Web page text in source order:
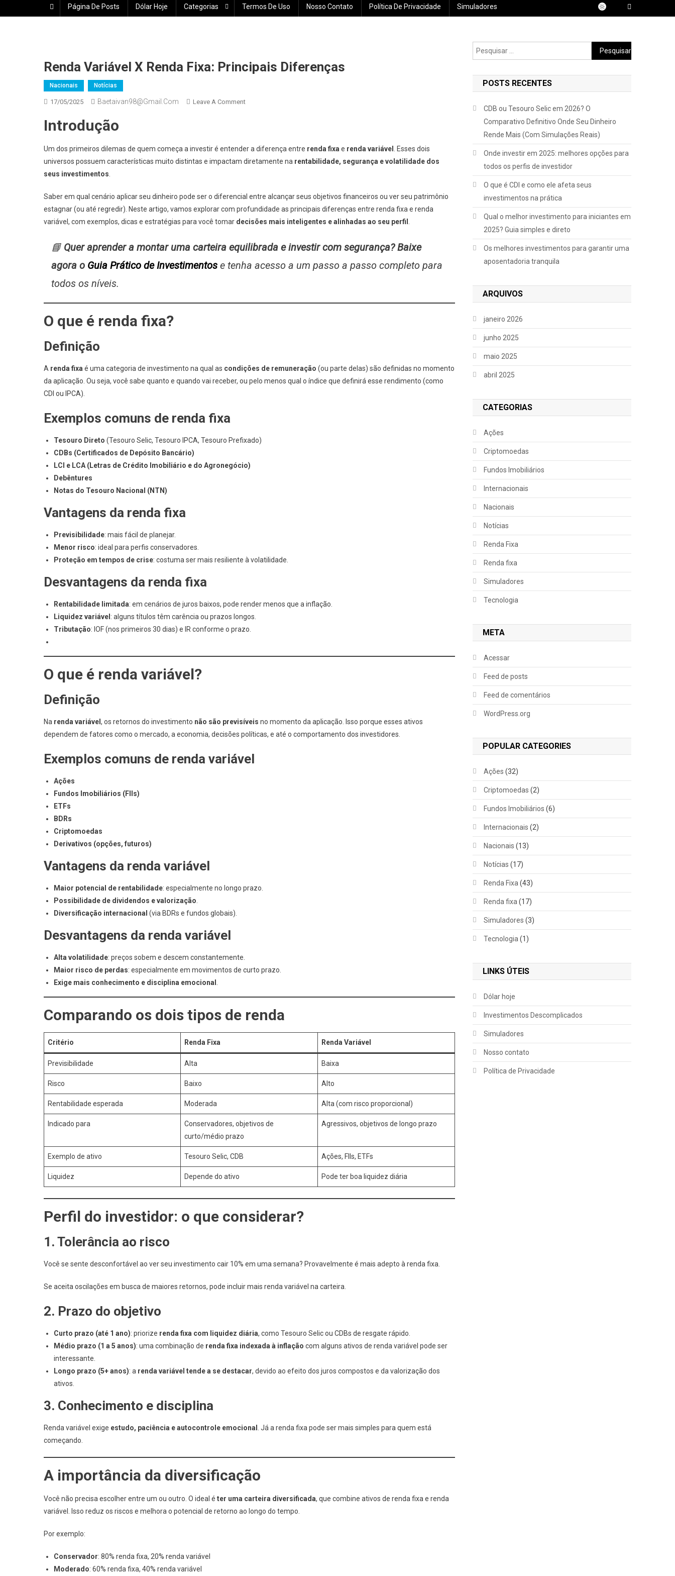
Página De Posts Dólar Hoje Categorias Termos De Uso Nosso Contato Política De Privacidade Simuladores
Renda Variável X Renda Fixa: Principais Diferenças
Nacionais Notícias
17/05/2025 Baetaivan98@gmail.com Leave A CommentOn
Renda
Fixa:
Introdução
Um dos primeiros dilemas de quem começa a investir é entender a diferença entre renda fixa e renda variável
. Esses dois
universos possuem características muito distintas e impactam diretamente na rentabilidade, segurança e volatilidade dos
seus investimentos
Saber em qual cenário aplicar seu dinheiro pode ser o diferencial entre alcançar seus objetivos financeiros ou ver seu patrimônio
estagnar (ou até regredir). Neste artigo, vamos explorar com profundidade as principais diferenças entre renda fixa e renda
variável, com exemplos, dicas e estratégias para você tomar decisões mais inteligentes e alinhadas ao seu perfil
📘 Quer aprender a montar uma carteira equilibrada e investir com segurança? Baixe
agora o Guia Prático de Investimentos e tenha acesso a um passo a passo completo para
todos os níveis.
O que é renda fixa?
Definição
A renda fixa é uma categoria de investimento na qual as condições de remuneração (ou parte delas) são definidas no momento
da aplicação. Ou seja, você sabe quanto e quando vai receber, ou pelo menos qual o índice que definirá esse rendimento (como
CDI ou IPCA).
Exemplos comuns de renda fixa
Tesouro Direto (Tesouro Selic, Tesouro IPCA, Tesouro Prefixado)
CDBs (Certificados de Depósito Bancário)
LCI e LCA (Letras de Crédito Imobiliário e do Agronegócio)
Debêntures
Notas do Tesouro Nacional (NTN)
Vantagens da renda fixa
Previsibilidade: mais fácil de planejar.
Menor risco: ideal para perfis conservadores.
Proteção em tempos de crise: costuma ser mais resiliente à volatilidade.
Desvantagens da renda fixa
Rentabilidade limitada: em cenários de juros baixos, pode render menos que a inflação.
Liquidez variável : alguns títulos têm carência ou prazos longos.
Tributação: IOF (nos primeiros 30 dias) e IR conforme o prazo.
O que é renda variável?
Definição
Na renda variável , os retornos do investimento não são previsíveis no momento da aplicação. Isso porque esses ativos
dependem de fatores como o mercado, a economia, decisões políticas, e até o comportamento dos investidores.
Exemplos comuns de renda variável
Ações
Fundos Imobiliários (FIIs)
ETFs
BDRs
Criptomoedas
Derivativos (opções, futuros)
Vantagens da renda variável
Maior potencial de rentabilidade: especialmente no longo prazo.
Possibilidade de dividendos e valorização
Diversificação internacional (via BDRs e fundos globais).
Desvantagens da renda variável
Alta volatilidade: preços sobem e descem constantemente.
Maior risco de perdas: especialmente em movimentos de curto prazo.
Exige mais conhecimento e disciplina emocional
Comparando os dois tipos de renda
Critério Renda Fixa Renda Variável
Previsibilidade Alta Baixa
Risco Baixo Alto
Rentabilidade esperada Moderada Alta (com risco proporcional)
Indicado para
Conservadores, objetivos de
curto/médio prazo
Agressivos, objetivos de longo prazo
Exemplo de ativo Tesouro Selic, CDB Ações, FIIs, ETFs
Liquidez Depende do ativo Pode ter boa liquidez diária
Perfil do investidor: o que considerar?
1. Tolerância ao risco
Você se sente desconfortável ao ver seu investimento cair 10% em uma semana? Provavelmente é mais adepto à renda fixa.
Se aceita oscilações em busca de maiores retornos, pode incluir mais renda variável na carteira.
2. Prazo do objetivo
Curto prazo (até 1 ano): priorize renda fixa com liquidez diária, como Tesouro Selic ou CDBs de resgate rápido.
Médio prazo (1 a 5 anos): uma combinação de renda fixa indexada à inflação com alguns ativos de renda variável pode ser
interessante.
Longo prazo (5+ anos): a renda variável tende a se destacar, devido ao efeito dos juros compostos e da valorização dos
ativos.
3. Conhecimento e disciplina
Renda variável exige estudo, paciência e autocontrole emocional
. Já a renda fixa pode ser mais simples para quem está
começando.
A importância da diversificação
Você não precisa escolher entre um ou outro. O ideal é ter uma carteira diversificada, que combine ativos de renda fixa e renda
variável. Isso reduz os riscos e melhora o potencial de retorno ao longo do tempo.
Por exemplo:
Conservador: 80% renda fixa, 20% renda variável
Moderado: 60% renda fixa, 40% renda variável
Pesquisar
por:
POSTS RECENTES
CDB ou Tesouro Selic em 2026? O
Comparativo Definitivo Onde Seu Dinheiro
Rende Mais (Com Simulações Reais)
Onde investir em 2025: melhores opções para
todos os perfis de investidor
O que é CDI e como ele afeta seus
investimentos na prática
Qual o melhor investimento para iniciantes em
2025? Guia simples e direto
Os melhores investimentos para garantir uma
aposentadoria tranquila
ARQUIVOS
janeiro 2026
junho 2025
maio 2025
abril 2025
CATEGORIAS
Ações
Criptomoedas
Fundos Imobiliários
Internacionais
Nacionais
Notícias
Renda Fixa
Renda fixa
Simuladores
Tecnologia
META
Acessar
Feed de posts
Feed de comentários
WordPress.org
POPULAR CATEGORIES
Ações (32)
Criptomoedas (2)
Fundos Imobiliários (6)
Internacionais (2)
Nacionais (13)
Notícias (17)
Renda Fixa (43)
Renda fixa (17)
Simuladores (3)
Tecnologia (1)
LINKS ÚTEIS
Dólar hoje
Investimentos Descomplicados
Simuladores
Nosso contato
Política de Privacidade